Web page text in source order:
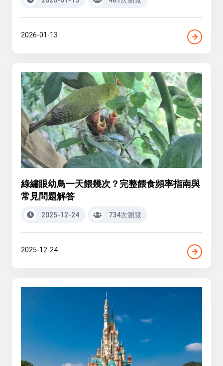
2026-01-13
綠繡眼幼鳥一天餵幾次？完整餵食頻率指南與
常見問題解答
2025-12-24 734次瀏覽
2025-12-24